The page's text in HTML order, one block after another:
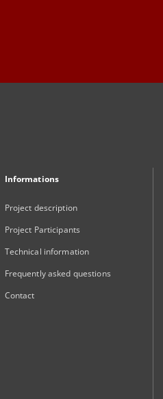
Informations
Project description
Project Participants
Technical information
Frequently asked questions
Contact